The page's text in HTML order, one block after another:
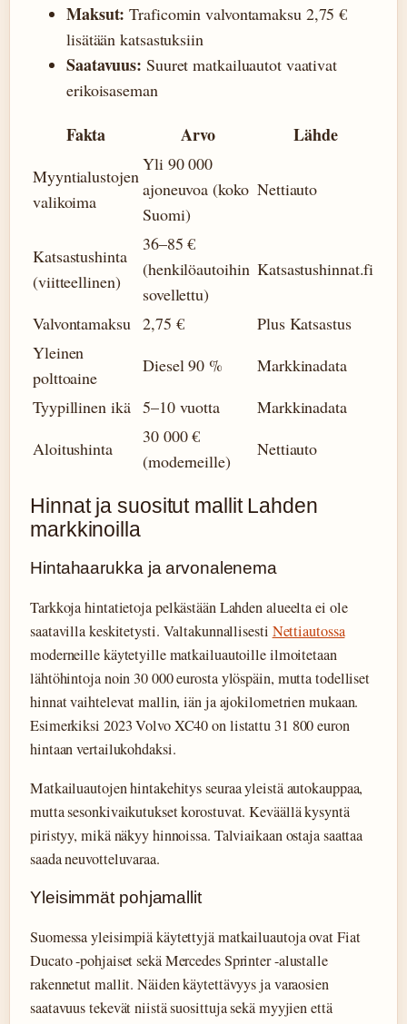
Maksut: Traficomin valvontamaksu 2,75 €
lisätään katsastuksiin
Saatavuus: Suuret matkailuautot vaativat
erikoisaseman
Fakta Arvo Lähde
Myyntialustojen
valikoima
Yli 90 000
ajoneuvoa (koko
Suomi)
Nettiauto
Katsastushinta
(viitteellinen)
36–85 €
(henkilöautoihin
sovellettu)
Katsastushinnat.fi
Valvontamaksu 2,75 €
Plus Katsastus
Yleinen
polttoaine
Diesel 90 %
Markkinadata
Tyypillinen ikä 5–10 vuotta
Markkinadata
Aloitushinta
30 000 €
(moderneille)
Nettiauto
Hinnat ja suositut mallit Lahden
markkinoilla
Hintahaarukka ja arvonalenema
Tarkkoja hintatietoja pelkästään Lahden alueelta ei ole
saatavilla keskitetysti. Valtakunnallisesti Nettiautossa
moderneille käytetyille matkailuautoille ilmoitetaan
lähtöhintoja noin 30 000 eurosta ylöspäin, mutta todelliset
hinnat vaihtelevat mallin, iän ja ajokilometrien mukaan.
Esimerkiksi 2023 Volvo XC40 on listattu 31 800 euron
hintaan vertailukohdaksi.
Matkailuautojen hintakehitys seuraa yleistä autokauppaa,
mutta sesonkivaikutukset korostuvat. Keväällä kysyntä
piristyy, mikä näkyy hinnoissa. Talviaikaan ostaja saattaa
saada neuvotteluvaraa.
Yleisimmät pohjamallit
Suomessa yleisimpiä käytettyjä matkailuautoja ovat Fiat
Ducato -pohjaiset sekä Mercedes Sprinter -alustalle
rakennetut mallit. Näiden käytettävyys ja varaosien
saatavuus tekevät niistä suosittuja sekä myyjien että